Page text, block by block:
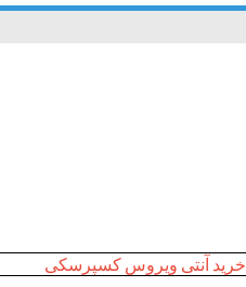
خرید آنتی ویروس کسپرسکی